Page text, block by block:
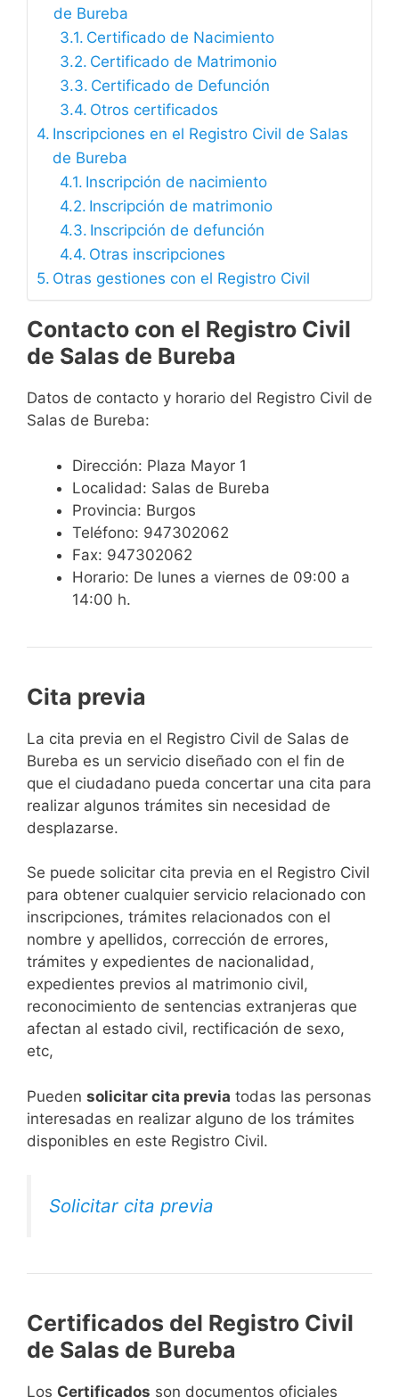
de Bureba
Certificado de Nacimiento
Certificado de Matrimonio
Certificado de Defunción
Otros certificados
Inscripciones en el Registro Civil de Salas
de Bureba
Inscripción de nacimiento
Inscripción de matrimonio
Inscripción de defunción
Otras inscripciones
Otras gestiones con el Registro Civil
Contacto con el Registro Civil
de Salas de Bureba
Datos de contacto y horario del Registro Civil de
Salas de Bureba:
Dirección: Plaza Mayor 1
Localidad: Salas de Bureba
Provincia: Burgos
Teléfono: 947302062
Fax: 947302062
Horario: De lunes a viernes de 09:00 a
14:00 h.
Cita previa
​​​​​​​​​​​​​​​​​​​​​​​​​​​​La cita previa en el Registro Civil de Salas de
Bureba es un servicio diseñado con el fin de
que el ciudadano pueda concertar una cita para
realizar algunos trámites sin necesidad de
desplazarse.​
Se puede solicitar cita previa en el Registro Civil
para obtener cualquier servicio relacionado con
inscripciones, trámites relacionados con el
nombre y apellidos, corrección de errores,
trámites y expedientes de nacionalidad,
expedientes previos al matrimonio civil,
reconocimiento de sentencias extranjeras que
afectan al estado civil, rectificación de sexo,
etc,
​Pueden solicitar cita previa todas las personas
interesadas en realizar alguno de los trámites
disponibles en este Registro Civil.​
Solicitar cita previa
Certificados del Registro Civil
de Salas de Bureba
Los Certificados son documentos oficiales